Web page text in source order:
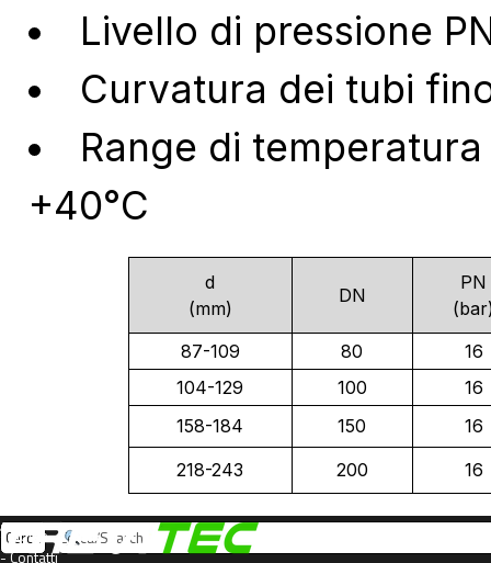
Livello di pressione
Curvatura dei tubi
Range di
+40°C
d
(mm)
DN
PN
87-109
80
16
104-129
100
16
158-184
150
16
218-243
200 16
Cerca
- Home
- Contatti